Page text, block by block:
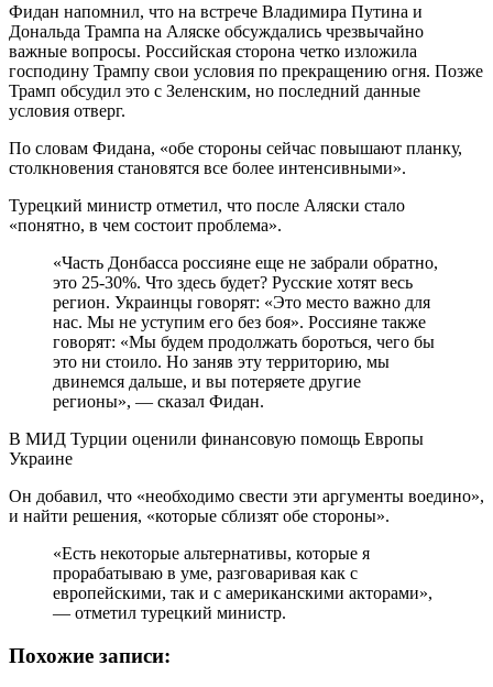
Фидан напомнил, что на встрече Владимира Путина и
Дональда Трампа на Аляске обсуждались чрезвычайно
важные вопросы. Российская сторона четко изложила
господину Трампу свои условия по прекращению огня. Позже
Трамп обсудил это с Зеленским, но последний данные
условия отверг.
По словам Фидана, «обе стороны сейчас повышают планку,
столкновения становятся все более интенсивными».
Турецкий министр отметил, что после Аляски стало
«понятно, в чем состоит проблема».
«Часть Донбасса россияне еще не забрали обратно,
это 25-30%. Что здесь будет? Русские хотят весь
регион. Украинцы говорят: «Это место важно для
нас. Мы не уступим его без боя». Россияне также
говорят: «Мы будем продолжать бороться, чего бы
это ни стоило. Но заняв эту территорию, мы
двинемся дальше, и вы потеряете другие
регионы», — сказал Фидан.
В МИД Турции оценили финансовую помощь Европы
Украине
Он добавил, что «необходимо свести эти аргументы воедино»,
и найти решения, «которые сблизят обе стороны».
«Есть некоторые альтернативы, которые я
прорабатываю в уме, разговаривая как с
европейскими, так и с американскими акторами»,
— отметил турецкий министр.
Похожие записи: